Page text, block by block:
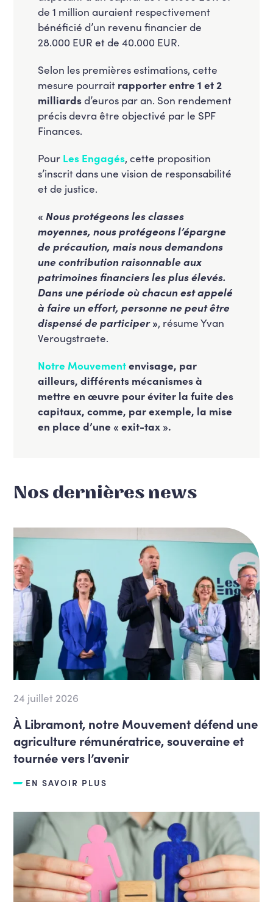
de 1 million auraient respectivement
bénéficié d’un revenu financier de
28.000 EUR et de 40.000 EUR.
Selon les premières estimations, cette
mesure pourrait rapporter entre 1 et 2
milliardsd’euros par an. Son rendement
précis devra être objectivé par le SPF
Finances.
Pour Les Engagés, cette proposition
s’inscrit dans une vision de responsabilité
et de justice.
«Nous protégeons les classes
moyennes, nous protégeons l’épargne
de précaution, mais nous demandons
une contribution raisonnable aux
patrimoines financiers les plus élevés.
Dans une période où chacun est appelé
à faire un effort, personne ne peut être
dispensé de participer», résume Yvan
Verougstraete.
Notre Mouvementenvisage, par
ailleurs, différents mécanismes à
mettre en œuvre pour éviter la fuite des
capitaux, comme, par exemple, la mise
en place d’une « exit-tax ».
Nos dernières news
24 juillet 2026
À Libramont, notre Mouvement défend une
agriculture rémunératrice, souveraine et
tournée vers l’avenir
EN SAVOIR PLUS